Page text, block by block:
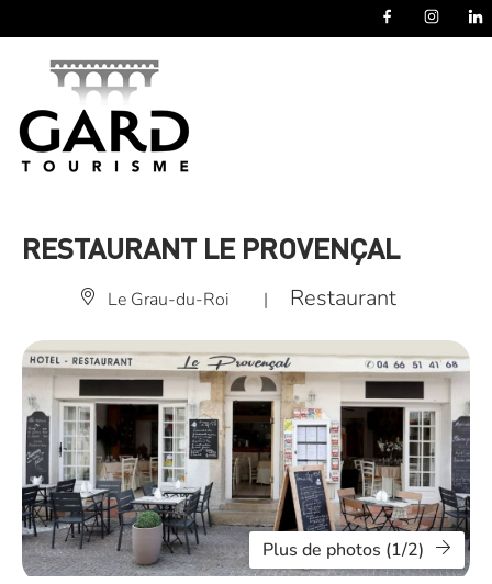
RESTAURANT LE PROVENÇAL
Le Grau-du-Roi | Restaurant
Plus de photos (1/2)